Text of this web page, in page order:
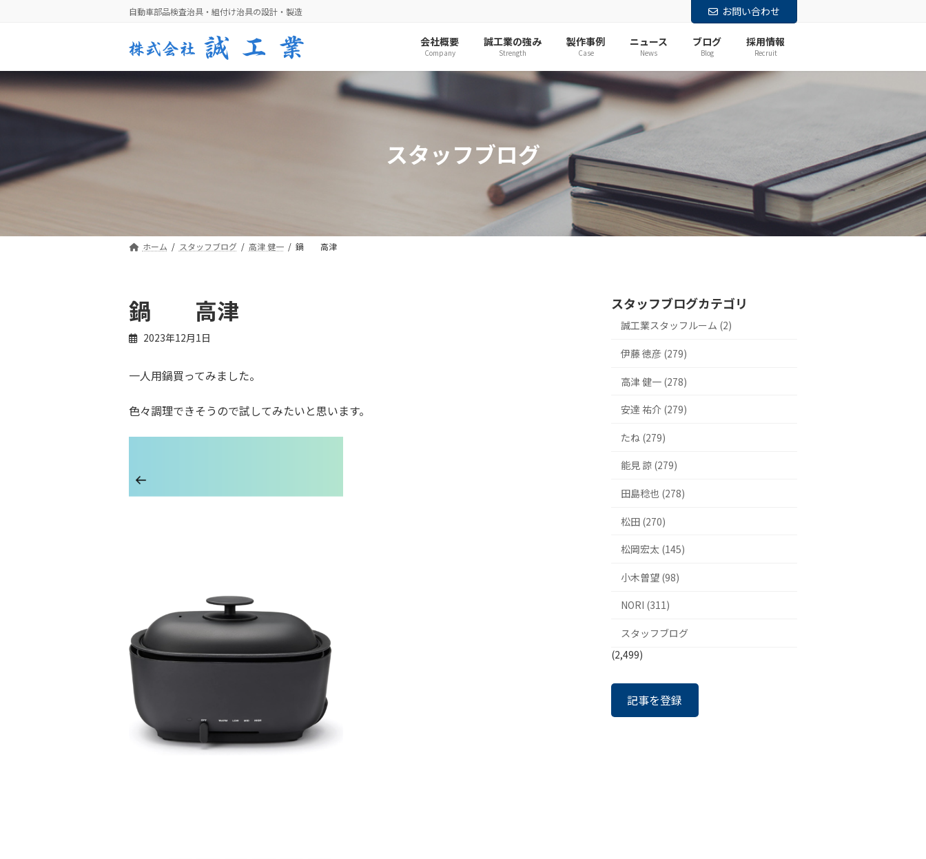
ツ
へ
ス
シ
ョ
ン
自動車部品検査治具・組付け治具の設計・製造 お問い合わせ
会社概要
Company
誠工業の強み
Strength
製作事例
Case
ニュース
News
ブログ
Blog
採用情報
Recruit
スタッフブログ
ホーム スタッフブログ 高津 健一 鍋 高津
鍋 高津
2023年12月1日
一人用鍋買ってみました。
色々調理できそうので試してみたいと思います。
スタッフブログカテゴリ
誠工業スタッフルーム (2)
伊藤 徳彦 (279)
高津 健一 (278)
安達 祐介 (279)
たね (279)
能見 諒 (279)
田島稔也 (278)
松田 (270)
松岡宏太 (145)
小木曽望 (98)
NORI (311)
スタッフブログ
(2,499)
記事を登録